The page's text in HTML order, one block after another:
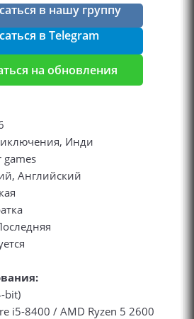
в нашу группу
в Telegram
на обновления
Инди
games
Английский
bit)
i5-8400 / AMD Ryzen 5 2600